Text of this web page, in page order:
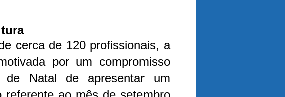
cerca de 120 profissionais, a
por um compromisso
de Natal de apresentar um